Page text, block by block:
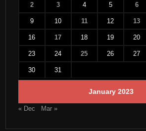
January 2023
2 3 4 5 6
9 10 11 12 13
16 17 18 19 20
23 24 25 26 27
30 31
« Dec Mar »